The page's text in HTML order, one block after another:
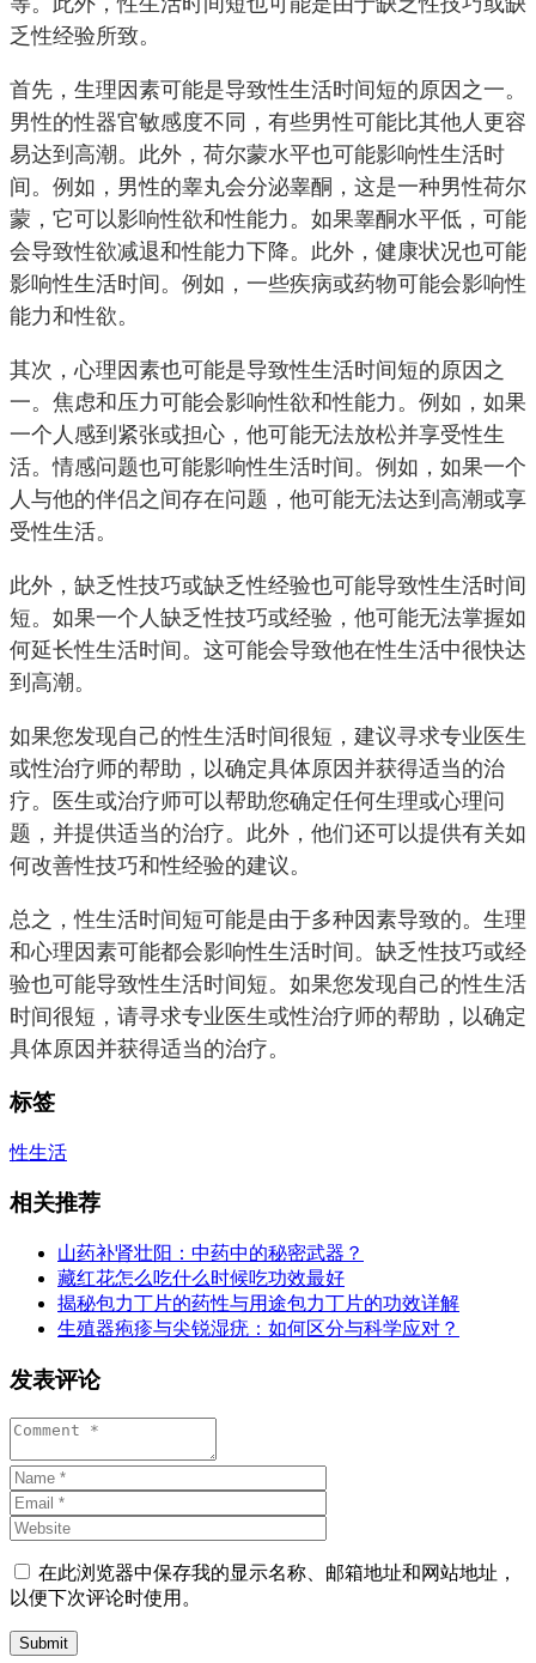
乏性经验所致。
首先，生理因素可能是导致性生活时间短的原因之一。
男性的性器官敏感度不同，有些男性可能比其他人更容
易达到高潮。此外，荷尔蒙水平也可能影响性生活时
间。例如，男性的睾丸会分泌睾酮，这是一种男性荷尔
蒙，它可以影响性欲和性能力。如果睾酮水平低，可能
会导致性欲减退和性能力下降。此外，健康状况也可能
影响性生活时间。例如，一些疾病或药物可能会影响性
能力和性欲。
其次，心理因素也可能是导致性生活时间短的原因之
一。焦虑和压力可能会影响性欲和性能力。例如，如果
一个人感到紧张或担心，他可能无法放松并享受性生
活。情感问题也可能影响性生活时间。例如，如果一个
人与他的伴侣之间存在问题，他可能无法达到高潮或享
受性生活。
此外，缺乏性技巧或缺乏性经验也可能导致性生活时间
短。如果一个人缺乏性技巧或经验，他可能无法掌握如
何延长性生活时间。这可能会导致他在性生活中很快达
到高潮。
如果您发现自己的性生活时间很短，建议寻求专业医生
或性治疗师的帮助，以确定具体原因并获得适当的治
疗。医生或治疗师可以帮助您确定任何生理或心理问
题，并提供适当的治疗。此外，他们还可以提供有关如
何改善性技巧和性经验的建议。
总之，性生活时间短可能是由于多种因素导致的。生理
和心理因素可能都会影响性生活时间。缺乏性技巧或经
验也可能导致性生活时间短。如果您发现自己的性生活
时间很短，请寻求专业医生或性治疗师的帮助，以确定
具体原因并获得适当的治疗。
标签
性生活
相关推荐
山药补肾壮阳：中药中的秘密武器？
藏红花怎么吃什么时候吃功效最好
揭秘包力丁片的药性与用途包力丁片的功效详解
生殖器疱疹与尖锐湿疣：如何区分与科学应对？
发表评论
在此浏览器中保存我的显示名称、邮箱地址和网站地址，
以便下次评论时使用。
Submit